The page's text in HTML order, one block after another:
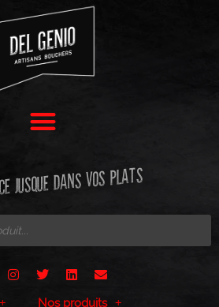
JUSQUE DANS VOS PLATS
Nos produits